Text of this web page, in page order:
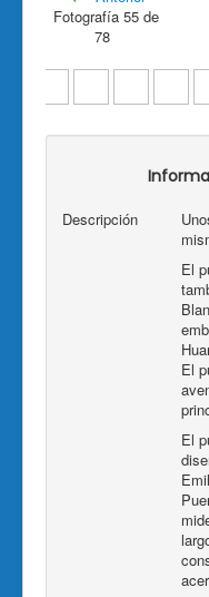
Fotografía 55 de
78
Descripción
El
El
El